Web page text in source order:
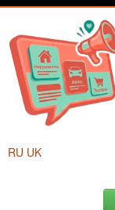
RU UK